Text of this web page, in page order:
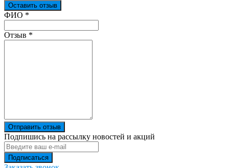
Оставить отзыв
Ваш отзыв был отправлен!
ФИО *
Отзыв *
Отправить отзыв
Подпишись на рассылку новостей и акций